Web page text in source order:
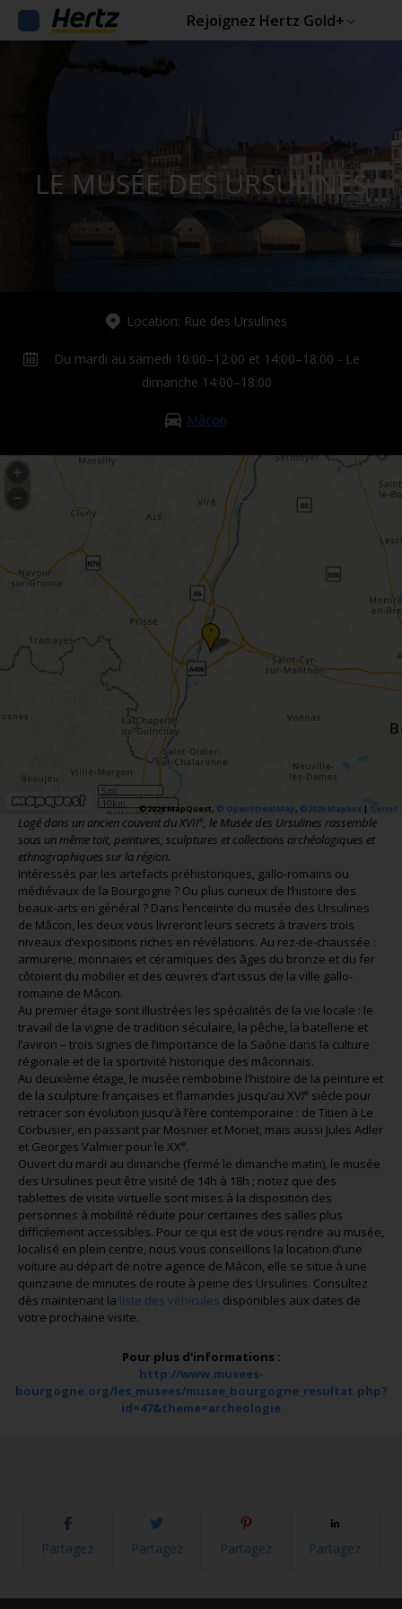
Rejoignez Hertz Gold+
LE MUSÉE DES URSULINES
Location: Rue des Ursulines
Du mardi au samedi 10:00–12:00 et 14:00–18:00 - Le
dimanche 14:00–18:00
Mâcon
5mi
10km
©2026 MapQuest, © OpenStreetMap, ©2026 Mapbox | Terms
•
Logé dans un ancien couvent du XVIIe, le Musée des Ursulines rassemble
sous un même toit, peintures, sculptures et collections archéologiques et
ethnographiques sur la région.
Intéressés par les artefacts préhistoriques, gallo-romains ou
médiévaux de la Bourgogne ? Ou plus curieux de l’histoire des
beaux-arts en général ? Dans l’enceinte du musée des Ursulines
de Mâcon, les deux vous livreront leurs secrets à travers trois
niveaux d’expositions riches en révélations. Au rez-de-chaussée :
armurerie, monnaies et céramiques des âges du bronze et du fer
côtoient du mobilier et des œuvres d’art issus de la ville gallo-
romaine de Mâcon.
Au premier étage sont illustrées les spécialités de la vie locale : le
travail de la vigne de tradition séculaire, la pêche, la batellerie et
l’aviron – trois signes de l’importance de la Saône dans la culture
régionale et de la sportivité historique des mâconnais.
Au deuxième étage, le musée rembobine l’histoire de la peinture et
de la sculpture françaises et flamandes jusqu’au XVIe siècle pour
retracer son évolution jusqu’à l’ère contemporaine : de Titien à Le
Corbusier, en passant par Mosnier et Monet, mais aussi Jules Adler
et Georges Valmier pour le XXe.
Ouvert du mardi au dimanche (fermé le dimanche matin), le musée
des Ursulines peut être visité de 14h à 18h ; notez que des
tablettes de visite virtuelle sont mises à la disposition des
personnes à mobilité réduite pour certaines des salles plus
difficilement accessibles. Pour ce qui est de vous rendre au musée,
localisé en plein centre, nous vous conseillons la location d’une
voiture au départ de notre agence de Mâcon, elle se situe à une
quinzaine de minutes de route à peine des Ursulines. Consultez
dès maintenant la liste des véhicules disponibles aux dates de
votre prochaine visite.
Pour plus d'informations :
http://www.musees-
bourgogne.org/les_musees/musee_bourgogne_resultat.php?
id=47&theme=archeologie
Partagez Partagez Partagez Partagez